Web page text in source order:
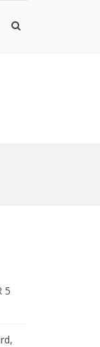
Such-
5